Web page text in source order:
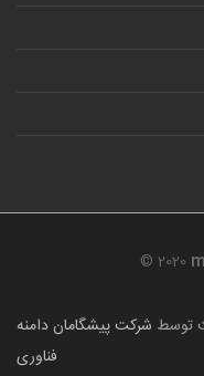
© 2020
توسط شرکت پیشگامان دامنه
فناوری